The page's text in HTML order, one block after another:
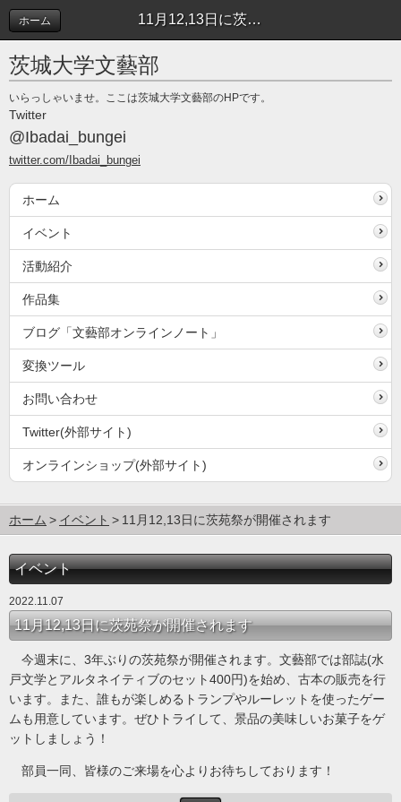
11月12,13日に茨苑祭が開催されます | イベント
ホーム
茨城大学文藝部
いらっしゃいませ。ここは茨城大学文藝部のHPです。
Twitter
@Ibadai_bungei
twitter.com/Ibadai_bungei
ホーム
イベント
活動紹介
作品集
ブログ「文藝部オンラインノート」
変換ツール
お問い合わせ
Twitter(外部サイト)
オンラインショップ(外部サイト)
ホーム イベント 11月12,13日に茨苑祭が開催されます
イベント
2022.11.07
11月12,13日に茨苑祭が開催されます
今週末に、3年ぶりの茨苑祭が開催されます。文藝部では部誌(水
戸文学とアルタネイティブのセット400円)を始め、古本の販売を行
います。また、誰もが楽しめるトランプやルーレットを使ったゲー
ムも用意しています。ぜひトライして、景品の美味しいお菓子をゲ
ットしましょう！
部員一同、皆様のご来場を心よりお待ちしております！